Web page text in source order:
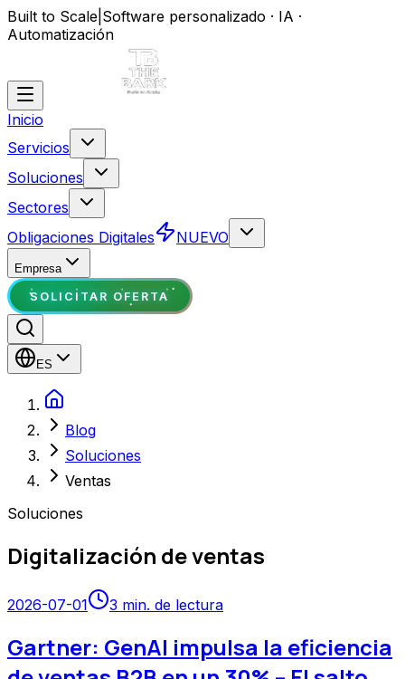
Built to Scale Software personalizado · IA ·
Automatización
Inicio
Servicios
Soluciones
Sectores
Obligaciones Digitales
NUEVO
Empresa
SOLICITAR OFERTA
ES
Blog
Soluciones
Ventas
Soluciones
Digitalización de ventas
2026-07-01 3 min. de lectura
Gartner: GenAI impulsa la eficiencia